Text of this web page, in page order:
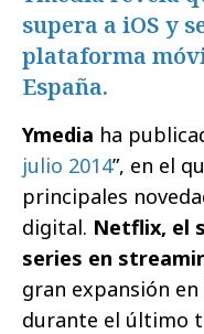
supera a iOS y
plataforma
España.
Ymedia ha
julio 2014”, en el
principales
digital. Netflix, el
series en
gran expansión en
durante el último